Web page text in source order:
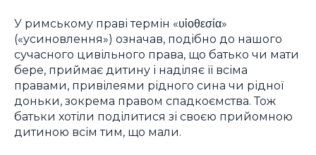
У римському праві термін «υἱοθεσία»
(«усиновлення») означав, подібно до нашого
сучасного цивільного права, що батько чи мати
бере, приймає дитину і наділяє її всіма
правами, привілеями рідного сина чи рідної
доньки, зокрема правом спадкоємства. Тож
батьки хотіли поділитися зі своєю прийомною
дитиною всім тим, що мали.